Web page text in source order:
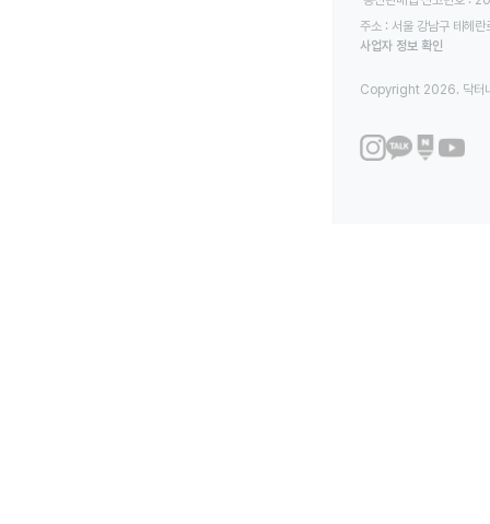
주소 : 서울 강남구 테헤
사업자 정보 확인
Copyright 2026. 닥터